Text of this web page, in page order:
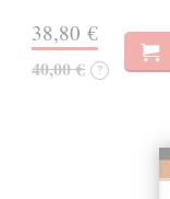
38,80 €
40,00 € ?